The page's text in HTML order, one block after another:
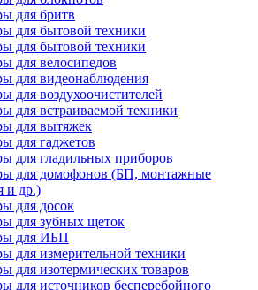
для бритв
для бытовой техники
для бытовой техники
для велосипедов
для видеонаблюдения
для воздухоочистителей
для встраиваемой техники
для вытяжек
для гаджетов
для гладильных приборов
для домофонов (БП, монтажные
и др.)
для досок
для зубных щеток
для ИБП
для измерительной техники
для изотермических товаров
для источников бесперебойного